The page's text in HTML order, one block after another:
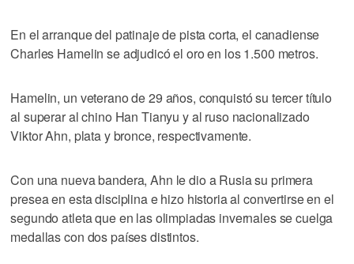
En el arranque del patinaje de pista corta, el canadiense
Charles Hamelin se adjudicó el oro en los 1.500 metros.
Hamelin, un veterano de 29 años, conquistó su tercer título
al superar al chino Han Tianyu y al ruso nacionalizado
Viktor Ahn, plata y bronce, respectivamente.
Con una nueva bandera, Ahn le dio a Rusia su primera
presea en esta disciplina e hizo historia al convertirse en el
segundo atleta que en las olimpiadas invernales se cuelga
medallas con dos países distintos.